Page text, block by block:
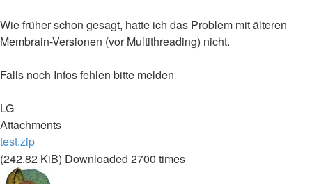
Wie früher schon gesagt, hatte ich das Problem mit älteren
Membrain-Versionen (vor Multithreading) nicht.
Falls noch Infos fehlen bitte melden
LG
Attachments
test.zip
(242.82 KiB) Downloaded 2700 times